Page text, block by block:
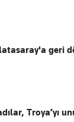
geri
Troya’yı